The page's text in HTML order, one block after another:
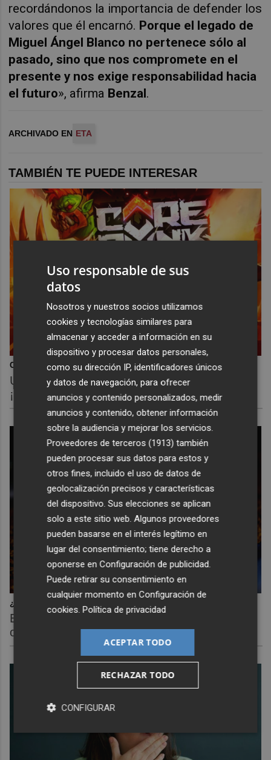
recordándonos la importancia de defender los
valores que él encarnó. Porque el legado de
Miguel Ángel Blanco no pertenece sólo al
pasado, sino que nos compromete en el
presente y nos exige responsabilidad hacia
el futuro», afirma Benzal .
ARCHIVADO EN ETA
TAMBIÉN TE PUEDE INTERESAR
Corepunk MMORPG
Un verdadero MMORPG de la vieja escuela
¡Cómo los de antes, pero mejor!
¿Sabías que existen?
Estas criaturas existen y parecen sacadas de
otro planeta
Uso responsable de sus
datos
Nosotros y nuestros socios utilizamos
cookies y tecnologías similares para
almacenar y acceder a información en su
dispositivo y procesar datos personales,
como su dirección IP, identificadores únicos
y datos de navegación, para ofrecer
anuncios y contenido personalizados, medir
anuncios y contenido, obtener información
sobre la audiencia y mejorar los servicios.
Proveedores de terceros (1913) también
pueden procesar sus datos para estos y
otros fines, incluido el uso de datos de
geolocalización precisos y características
del dispositivo. Sus elecciones se aplican
solo a este sitio web. Algunos proveedores
pueden basarse en el interés legítimo en
lugar del consentimiento; tiene derecho a
oponerse enConfiguración de publicidad
Puede retirar su consentimiento en
cualquier momento enConfiguración de
cookies .Política de privacidad
ACEPTAR TODO
RECHAZAR TODO
CONFIGURAR